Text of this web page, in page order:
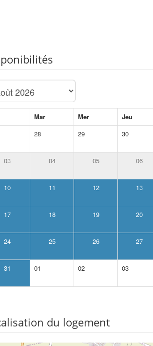
Mar Mer
Jeu
28 29 30
03 04 05 06
10 11 12 13
17 18 19 20
24 25 26 27
31 01 02 03
du logement